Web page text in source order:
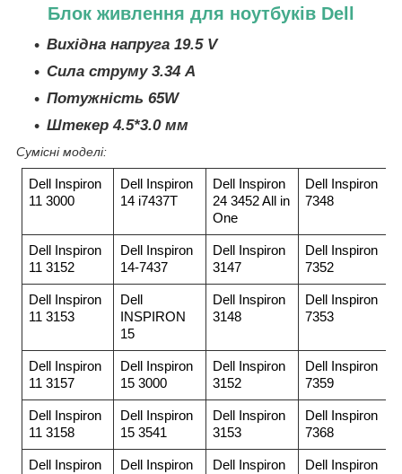
Блок живлення для ноутбуків Dell
Вихідна напруга 19.5 V
Сила струму 3.34 A
Потужність 65W
Штекер 4.5*3.0 мм
Сумісні моделі:
Dell Inspiron
11 3000
Dell Inspiron
14 i7437T
Dell Inspiron
24 3452 All in
One
Dell Inspiron
7348
Dell Inspiron
11 3152
Dell Inspiron
14-7437
Dell Inspiron
3147
Dell Inspiron
7352
Dell Inspiron
11 3153
Dell
INSPIRON
15
Dell Inspiron
3148
Dell Inspiron
7353
Dell Inspiron
11 3157
Dell Inspiron
15 3000
Dell Inspiron
3152
Dell Inspiron
7359
Dell Inspiron
11 3158
Dell Inspiron
15 3541
Dell Inspiron
3153
Dell Inspiron
7368
Dell Inspiron
Dell Inspiron
Dell Inspiron
Dell Inspiron